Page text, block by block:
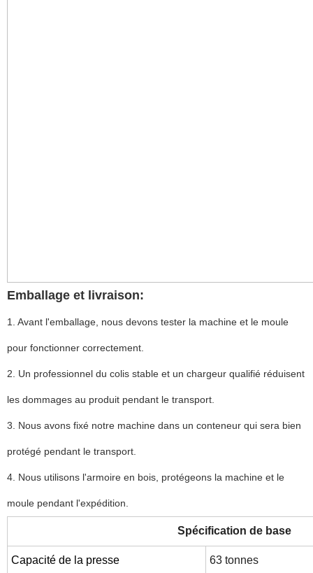
Emballage et livraison:
1. Avant l'emballage, nous devons tester la machine et le moule
pour fonctionner correctement.
2. Un professionnel du colis stable et un chargeur qualifié réduisent
les dommages au produit pendant le transport.
3. Nous avons fixé notre machine dans un conteneur qui sera bien
protégé pendant le transport.
4. Nous utilisons l'armoire en bois, protégeons la machine et le
moule pendant l'expédition.
Spécification de base
Capacité de la presse 63 tonnes